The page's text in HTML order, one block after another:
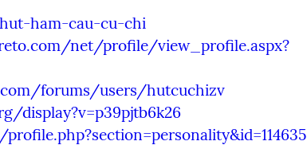
ham-cau-cu-chi
net/profile/view_profile.aspx?
forums/users/hutcuchizv
display?v=p39pjtb6k26